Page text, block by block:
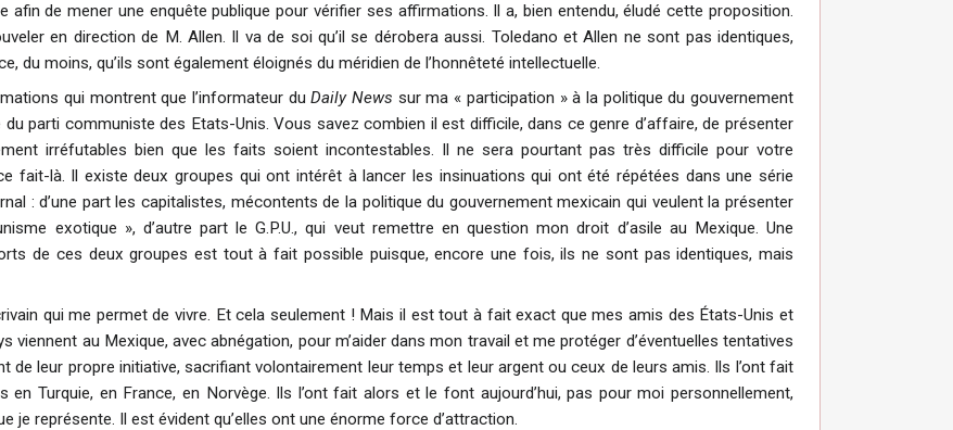
afin de mener une enquête publique pour vérifier ses affirmations. Il a, bien entendu, éludé cette proposition.
en direction de M. Allen. Il va de soi qu’il se dérobera aussi. Toledano et Allen ne sont pas identiques,
du moins, qu’ils sont également éloignés du méridien de l’honnêteté intellectuelle.
qui montrent que l’informateur duDaily News sur ma « participation » à la politique du gouvernement
parti communiste des Etats-Unis. Vous savez combien il est difficile, dans ce genre d’affaire, de présenter
irréfutables bien que les faits soient incontestables. Il ne sera pourtant pas très difficile pour votre
fait-là. Il existe deux groupes qui ont intérêt à lancer les insinuations qui ont été répétées dans une série
: d’une part les capitalistes, mécontents de la politique du gouvernement mexicain qui veulent la présenter
exotique », d’autre part le G.P.U., qui veut remettre en question mon droit d’asile au Mexique. Une
de ces deux groupes est tout à fait possible puisque, encore une fois, ils ne sont pas identiques, mais
qui me permet de vivre. Et cela seulement ! Mais il est tout à fait exact que mes amis des États-Unis et
viennent au Mexique, avec abnégation, pour m’aider dans mon travail et me protéger d’éventuelles tentatives
de leur propre initiative, sacrifiant volontairement leur temps et leur argent ou ceux de leurs amis. Ils l’ont fait
en Turquie, en France, en Norvège. Ils l’ont fait alors et le font aujourd’hui, pas pour moi personnellement,
je représente. Il est évident qu’elles ont une énorme force d’attraction.